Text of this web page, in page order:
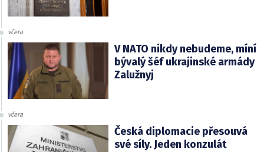
včera
V NATO nikdy nebudeme, míní
bývalý šéf ukrajinské armády
Zalužnyj
včera
Česká diplomacie přesouvá
své síly. Jeden konzulát